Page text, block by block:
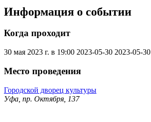
Информация о событии
Когда проходит
30 мая 2023 г. в 19:00 2023-05-30 2023-05-30
Место проведения
Городской дворец культуры
Уфа, пр. Октября, 137